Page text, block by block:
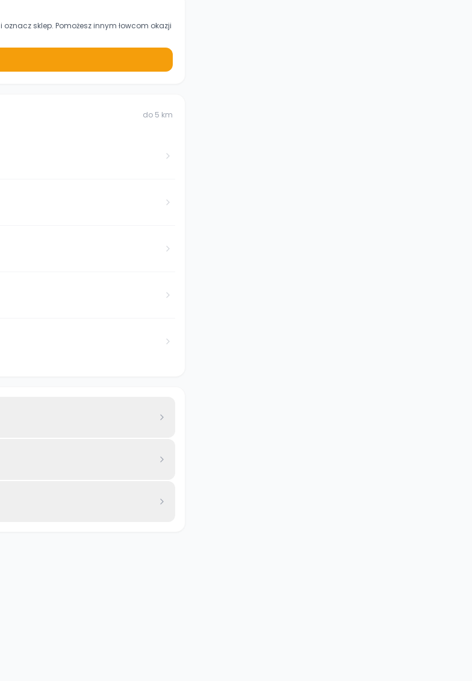
i oznacz sklep. Pomożesz innym łowcom okazji
do 5 km